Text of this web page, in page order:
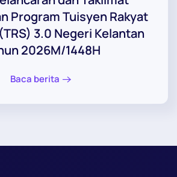
Program Tuisyen Rakyat
3.0 Negeri Kelantan
2026M/1448H
Baca berita